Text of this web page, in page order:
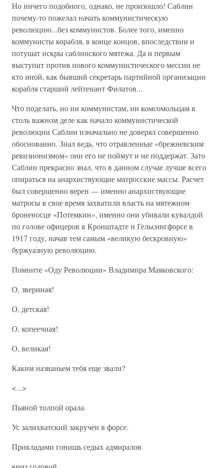
Но ничего подобного, однако, не произошло! Саблин
почему-то пожелал начать коммунистическую
революцию...без коммунистов. Более того, именно
коммунисты корабля, в конце концов, впоследствии и
потушат искры саблинского мятежа. Да и первым
выступит против нового коммунистического мессии не
кто иной, как бывший секретарь партийной организации
корабля старший лейтенант Филатов...
Что поделать, но ни коммунистам, ни комсомольцам в
столь важном деле как начало коммунистической
революции Саблин изначально не доверял совершенно
обоснованно. Знал ведь, что отравленные «брежневским
ревизионизмом» они его не поймут и не поддержат. Зато
Саблин прекрасно знал, что в данном случае лучше всего
опираться на анархиствующие матросские массы. Расчет
был совершенно верен — именно анархиствующие
матросы в свое время захватили власть на мятежном
броненосце «Потемкин», именно они убивали кувалдой
по голове офицеров в Кронштадте и Гельсингфорсе в
1917 году, начав тем самым «великую бескровную»
буржуазную революцию.
Помните «Оду Революции» Владимира Маяковского:
О, звериная!
О, детская!
О, копеечная!
О, великая!
Каким названьем тебя еще звали?
<...>
Пьяной толпой орала.
Ус залихватский закручен в форсе.
Прикладами гонишь седых адмиралов